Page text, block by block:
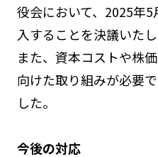
役会において、2025年
入することを決議いたし
また、資本コストや株
向けた取り組みが必要
した。
今後の対応